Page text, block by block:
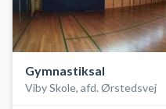
Gymnastiksal
Viby Skole, afd. Ørstedsvej